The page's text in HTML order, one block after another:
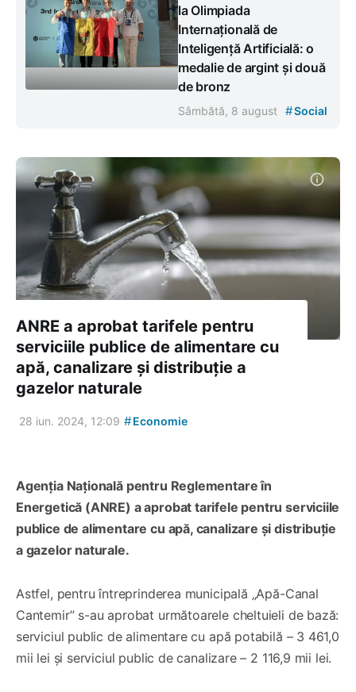
la Olimpiada
Internațională de
Inteligență Artificială: o
medalie de argint și două
de bronz
Sâmbătă, 8 august #Social
​​​​​​​ANRE a aprobat tarifele pentru
serviciile publice de alimentare cu
apă, canalizare și distribuție a
gazelor naturale
28 iun. 2024, 12:09 #Economie
​​​​​​​Agenția Națională pentru Reglementare în
Energetică (ANRE) a aprobat tarifele pentru serviciile
publice de alimentare cu apă, canalizare și distribuție
a gazelor naturale.
Astfel, pentru întreprinderea municipală „Apă-Canal
Cantemir” s-au aprobat următoarele cheltuieli de bază:
serviciul public de alimentare cu apă potabilă – 3 461,0
mii lei și serviciul public de canalizare – 2 116,9 mii lei.